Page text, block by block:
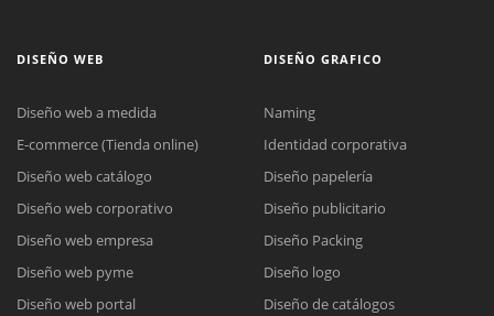
DISEÑO WEB
Diseño web a medida
E-commerce (Tienda online)
Diseño web catálogo
Diseño web corporativo
Diseño web empresa
Diseño web pyme
Diseño web portal
DISEÑO GRAFICO
Naming
Identidad corporativa
Diseño papelería
Diseño publicitario
Diseño Packing
Diseño logo
Diseño de catálogos